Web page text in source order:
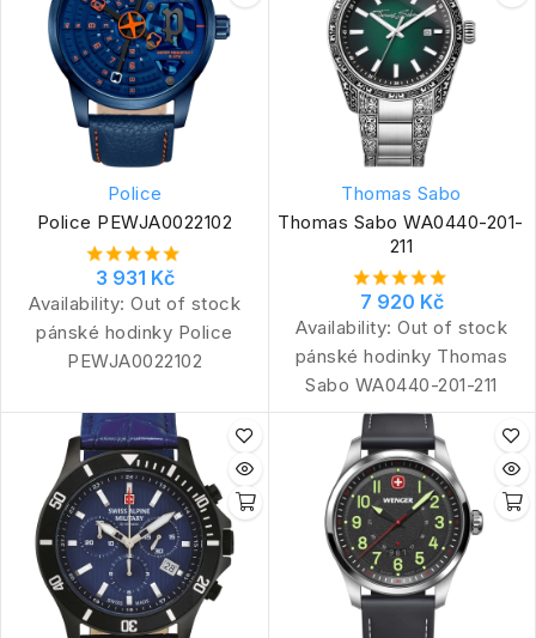
Police
Police PEWJA0022102
3 931 Kč
Availability: Out of stock
pánské hodinky Police
PEWJA0022102
Thomas Sabo
Thomas Sabo WA0440-201-
211
7 920 Kč
Availability: Out of stock
pánské hodinky Thomas
Sabo WA0440-201-211